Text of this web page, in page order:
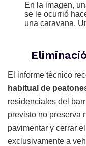
En la imagen,
se le ocurrió
una caravana.
El informe técnico
habitual de
residenciales del
previsto no preserva
pavimentar y cerrar
exclusivamente a